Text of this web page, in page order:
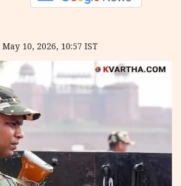
May 10, 2026, 10:57 IST